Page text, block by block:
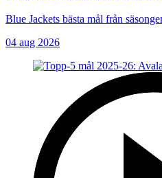
Blue Jackets bästa mål från
04 aug 2026